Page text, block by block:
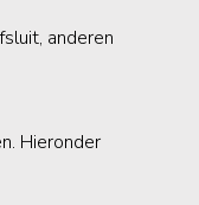
anderen
Hieronder